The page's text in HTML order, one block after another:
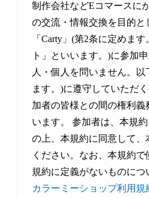
制作会社などEコマースに
の交流・情報交換を目的と
「Carty」(第2条に定めま
ト」といいます。)に参加
人・個人を問いません。
ます。)に遵守していただ
加者の皆様との間の権利義
います。 参加者は、本規
の上、本規約に同意して、
ください。なお、本規約
規約に定義がないものにつ
カラーミーショップ利用規